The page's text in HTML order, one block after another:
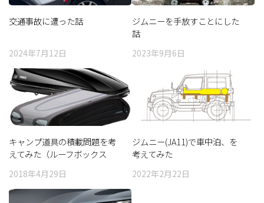
交通事故に遭った話
2024年7月12日
ジムニーを手放すことにした
話
2023年9月6日
キャンプ道具の積載問題を考
えてみた（ルーフボックス
2018年4月29日
ジムニー(JA11)で車中泊、を
考えてみた
2022年2月22日